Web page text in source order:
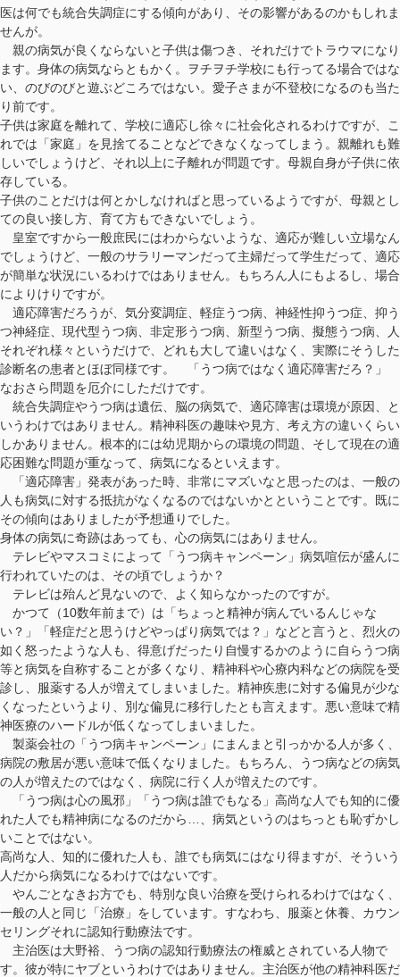
医は何でも統合失調症にする傾向があり、その影響があるのかもしれま
せんが。
親の病気が良くならないと子供は傷つき、それだけでトラウマになり
ます。身体の病気ならともかく。ヲチヲチ学校にも行ってる場合ではな
い、のびのびと遊ぶどころではない。愛子さまが不登校になるのも当た
り前です。
子供は家庭を離れて、学校に適応し徐々に社会化されるわけですが、こ
れでは「家庭」を見捨てることなどできなくなってしまう。親離れも難
しいでしょうけど、それ以上に子離れが問題です。母親自身が子供に依
存している。
子供のことだけは何とかしなければと思っているようですが、母親とし
ての良い接し方、育て方もできないでしょう。
皇室ですから一般庶民にはわからないような、適応が難しい立場なん
でしょうけど、一般のサラリーマンだって主婦だって学生だって、適応
が簡単な状況にいるわけではありません。もちろん人にもよるし、場合
によりけりですが。
適応障害だろうが、気分変調症、軽症うつ病、神経性抑うつ症、抑う
つ神経症、現代型うつ病、非定形うつ病、新型うつ病、擬態うつ病、人
それぞれ様々というだけで、どれも大して違いはなく、実際にそうした
診断名の患者とほぼ同様です。 「うつ病ではなく適応障害だろ？」
なおさら問題を厄介にしただけです。
統合失調症やうつ病は遺伝、脳の病気で、適応障害は環境が原因、と
いうわけではありません。精神科医の趣味や見方、考え方の違いくらい
しかありません。根本的には幼児期からの環境の問題、そして現在の適
応困難な問題が重なって、病気になるといえます。
「適応障害」発表があった時、非常にマズいなと思ったのは、一般の
人も病気に対する抵抗がなくなるのではないかとということです。既に
その傾向はありましたが予想通りでした。
身体の病気に奇跡はあっても、心の病気にはありません。
テレビやマスコミによって「うつ病キャンペーン」病気喧伝が盛んに
行われていたのは、その頃でしょうか？
テレビは殆んど見ないので、よく知らなかったのですが。
かつて（10数年前まで）は「ちょっと精神が病んでいるんじゃな
い？」「軽症だと思うけどやっぱり病気では？」などと言うと、烈火の
如く怒ったような人も、得意げだったり自慢するかのように自らうつ病
等と病気を自称することが多くなり、精神科や心療内科などの病院を受
診し、服薬する人が増えてしまいました。精神疾患に対する偏見が少な
くなったというより、別な偏見に移行したとも言えます。悪い意味で精
神医療のハードルが低くなってしまいました。
製薬会社の「うつ病キャンペーン」にまんまと引っかかる人が多く、
病院の敷居が悪い意味で低くなりました。もちろん、うつ病などの病気
の人が増えたのではなく、病院に行く人が増えたのです。
「うつ病は心の風邪」「うつ病は誰でもなる」高尚な人でも知的に優
れた人でも精神病になるのだから…、病気というのはちっとも恥ずかし
いことではない。
高尚な人、知的に優れた人も、誰でも病気にはなり得ますが、そういう
人だから病気になるわけではないです。
やんごとなきお方でも、特別な良い治療を受けられるわけではなく、
一般の人と同じ「治療」をしています。すなわち、服薬と休養、カウン
セリングそれに認知行動療法です。
主治医は大野裕、うつ病の認知行動療法の権威とされている人物で
す。彼が特にヤブというわけではありません。主治医が他の精神科医だ